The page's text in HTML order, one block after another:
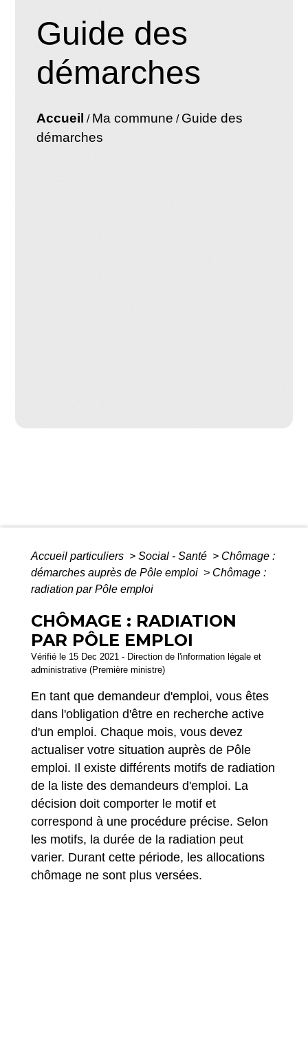
Guide des
démarches
Accueil / Ma commune / Guide des
démarches
Accueil particuliers > Social - Santé > Chômage :
démarches auprès de Pôle emploi > Chômage :
radiation par Pôle emploi
CHÔMAGE : RADIATION
PAR PÔLE EMPLOI
Vérifié le 15 Dec 2021 - Direction de l'information légale et
administrative (Première ministre)
En tant que demandeur d'emploi, vous êtes
dans l'obligation d'être en recherche active
d'un emploi. Chaque mois, vous devez
actualiser votre situation auprès de Pôle
emploi. Il existe différents motifs de radiation
de la liste des demandeurs d'emploi. La
décision doit comporter le motif et
correspond à une procédure précise. Selon
les motifs, la durée de la radiation peut
varier. Durant cette période, les allocations
chômage ne sont plus versées.